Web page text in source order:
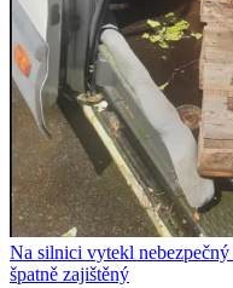
Na silnici vytekl
špatně zajištěný